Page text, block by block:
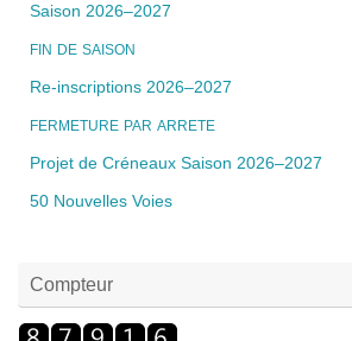
Saison 2026–2027
FIN DE SAISON
Re-inscriptions 2026–2027
FERMETURE PAR ARRETE
Projet de Créneaux Saison 2026–2027
50 Nouvelles Voies
Compteur